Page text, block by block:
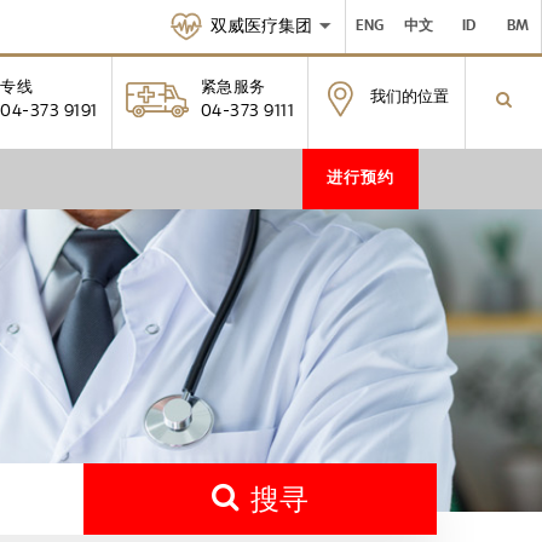
双威医疗集团 ENG 中文 ID BM
专线
04-373 9191
紧急服务
04-373 9111
我们的位置
进行预约
搜寻